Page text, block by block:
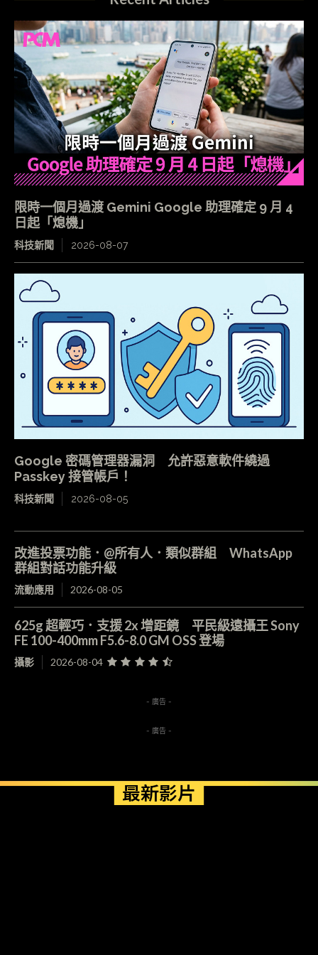
限時一個月過渡 Gemini Google 助理確定 9 月 4
日起「熄機」
科技新聞 2026-08-07
Google 密碼管理器漏洞 允許惡意軟件繞過
Passkey 接管帳戶！
科技新聞 2026-08-05
改進投票功能．@所有人．類似群組 WhatsApp
群組對話功能升級
流動應用 2026-08-05
625g 超輕巧．支援 2x 增距鏡 平民級遠攝王 Sony
FE 100-400mm F5.6-8.0 GM OSS 登場
攝影 2026-08-04
- 廣告 -
- 廣告 -
最新影片